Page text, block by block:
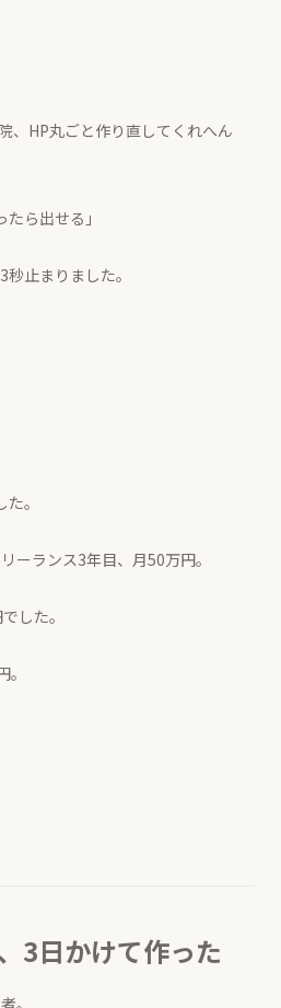
、HP丸ごと作り直してくれへん
ら出せる」
止まりました。
。
ーランス3年目、月50万円。
した。
3日かけて作った